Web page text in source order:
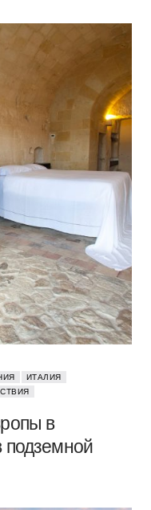
ИТАЛИЯ
в
подземной